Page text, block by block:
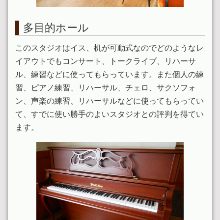
多目的ホール
このスタジオはイス、机が可動式なのでどのようなレ
イアウトでもコンサート、トークライブ、リハーサ
ル、練習などに使ってもらっています。また個人の練
習、ピアノ練習、リハーサル、チェロ、サクソフォ
ン、声楽の練習、リハーサルなどに使ってもらってい
て、すでに使い勝手のよいスタジオとの評判を得てい
ます。